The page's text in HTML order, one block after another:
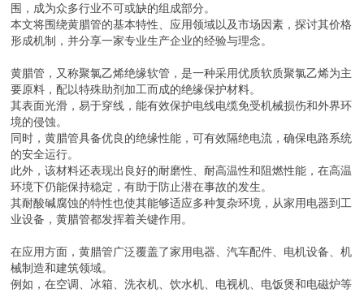
围，成为众多行业不可或缺的组成部分。
本文将围绕黄腊管的基本特性、应用领域以及市场因素，探讨其价格
形成机制，并分享一家专业生产企业的经验与理念。
黄腊管，又称聚氯乙烯绝缘软管，是一种采用优质软质聚氯乙烯为主
要原料，配以特殊助剂加工而成的绝缘保护材料。
其表面光滑，易于穿线，能有效保护电线电缆免受机械损伤和外界环
境的侵蚀。
同时，黄腊管具备优良的绝缘性能，可有效隔绝电流，确保电路系统
的安全运行。
此外，该材料还表现出良好的耐磨性、耐高温性和阻燃性能，在高温
环境下仍能保持稳定，有助于防止潜在事故的发生。
其耐酸碱腐蚀的特性也使其能够适应多种复杂环境，从家用电器到工
业设备，黄腊管都发挥着关键作用。
在应用方面，黄腊管广泛覆盖了家用电器、汽车配件、电机设备、机
械制造和建筑领域。
例如，在空调、冰箱、洗衣机、饮水机、电视机、电饭煲和电磁炉等